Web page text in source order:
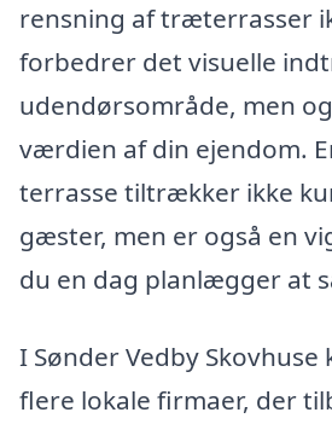
rensning af træterrasser
forbedrer det visuelle
udendørsområde, men
værdien af din ejendom.
terrasse tiltrækker ikke
gæster, men er også en
du en dag planlægger at
I Sønder Vedby Skovhuse
flere lokale firmaer, der